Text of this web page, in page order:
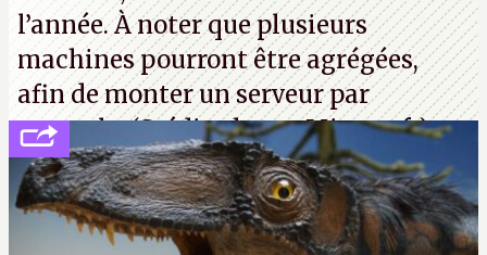
l’année. À noter que plusieurs
machines pourront être agrégées,
afin de monter un serveur par
exemple. (Crédit photo : Microsoft)